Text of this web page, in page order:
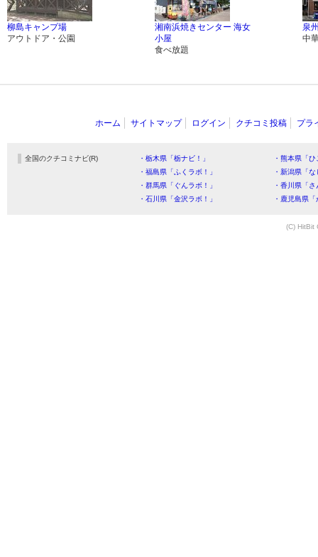
柳島キャンプ場
アウトドア・公園
湘南浜焼きセンター 海女
小屋
食べ放題
泉
中
ホーム サイトマップ ログイン クチコミ投稿 プラ
全国のクチコミナビ(R) ・栃木県「栃ナビ！」
・熊本県「
・福島県「ふくラボ！」
・新潟県「
・群馬県「ぐんラボ！」
・香川県「
・石川県「金沢ラボ！」
・鹿児島県
(C) HitBit